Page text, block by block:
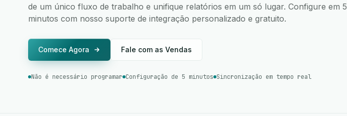
de um único fluxo de trabalho e unifique relatórios em um só lugar. Configure em 5
minutos com nosso suporte de integração personalizado e gratuito.
Comece Agora Fale com as Vendas
Não é necessário programar Configuração de 5 minutos Sincronização em tempo real